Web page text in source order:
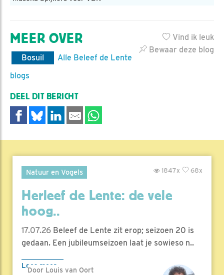
Vind ik leuk
Bewaar deze blog
MEER OVER
Bosuil
Alle Beleef de Lente
blogs
DEEL DIT BERICHT
Natuur en Vogels 68x
1847x
Herleef de Lente: de vele
hoog..
17.07.26 Beleef de Lente zit erop; seizoen 20 is
gedaan. Een jubileumseizoen laat je sowieso n..
Lees meer
Door Louis van Oort